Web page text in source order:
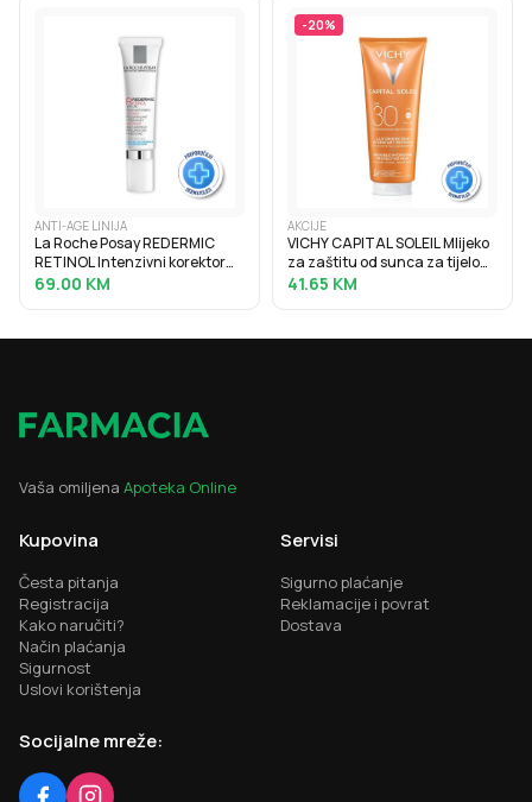
ANTI-AGE LINIJA
La Roche Posay REDERMIC
RETINOL Intenzivni korektor
protiv bora za osjetljivu kožu
69.00 KM
-20%
AKCIJE
VICHY CAPITAL SOLEIL Mlijeko
za zaštitu od sunca za tijelo
SPF30, obiteljsko pakiranje,
41.65 KM
Vaša omiljena Apoteka Online
Kupovina
Česta pitanja
Registracija
Kako naručiti?
Način plaćanja
Sigurnost
Uslovi korištenja
Servisi
Sigurno plaćanje
Reklamacije i povrat
Dostava
Socijalne mreže: